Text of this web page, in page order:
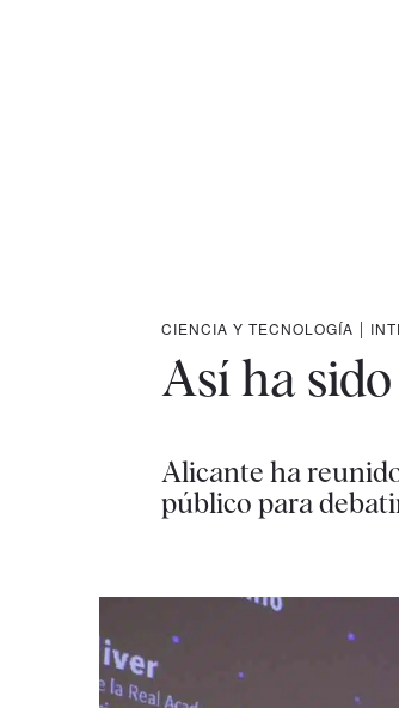
CIENCIA Y TECNOLOGÍA |
Así ha
Alicante ha
público para